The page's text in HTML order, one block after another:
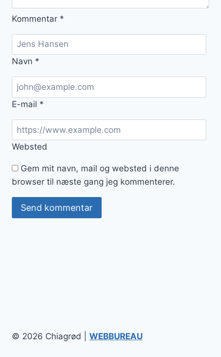
Kommentar *
Navn *
E-mail *
Websted
Gem mit navn, mail og websted i denne
browser til næste gang jeg kommenterer.
© 2026 Chiagrød | WEBBUREAU